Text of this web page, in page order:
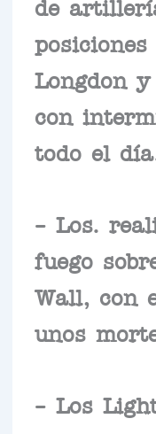
de
posiciones
Longdon y
con
todo el día.
– Los.
fuego
Wall, con
unos
– Los